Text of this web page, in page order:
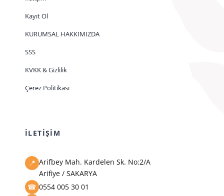
Kayıt Ol
KURUMSAL HAKKIMIZDA
SSS
KVKK & Gizlilik
Çerez Politikası
İLETİŞİM
📍 Arifbey Mah. Kardelen Sk. No:2/A
Arifiye / SAKARYA
☎ 0554 005 30 01